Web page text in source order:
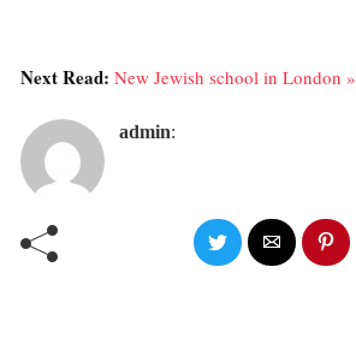
Next Read: New Jewish school in London »
admin: